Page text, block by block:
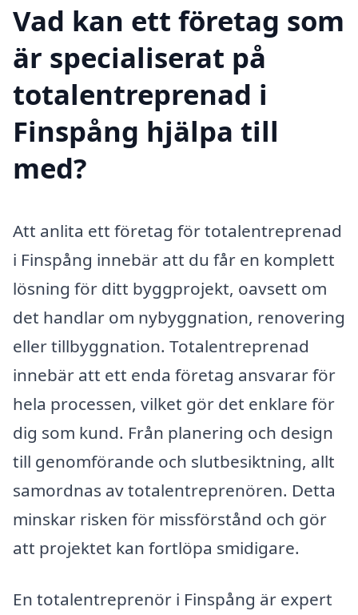
Vad kan ett företag som
är specialiserat på
totalentreprenad i
Finspång hjälpa till
med?
Att anlita ett företag för totalentreprenad
i Finspång innebär att du får en komplett
lösning för ditt byggprojekt, oavsett om
det handlar om nybyggnation, renovering
eller tillbyggnation. Totalentreprenad
innebär att ett enda företag ansvarar för
hela processen, vilket gör det enklare för
dig som kund. Från planering och design
till genomförande och slutbesiktning, allt
samordnas av totalentreprenören. Detta
minskar risken för missförstånd och gör
att projektet kan fortlöpa smidigare.
En totalentreprenör i Finspång är expert